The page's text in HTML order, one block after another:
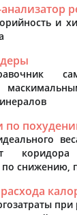
и
по
коридора
снижению,